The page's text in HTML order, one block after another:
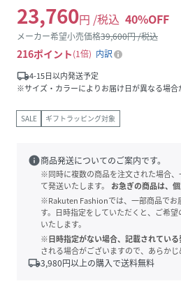
23,760円 /税込 40%OFF
メーカー希望小売価格39,600円 /税込
216ポイント 1倍
内訳
local_shipping4-15日以内発送予定
※サイズ・カラーによりお届け日が異なる場合
SALE ギフトラッピング対象
info商品発送についてのご案内です。
※同時に複数の商品を注文された場合
て発送いたします。
お急ぎの商品は、
※Rakuten Fashionでは、一部商品でお
す。日時指定をしていただくと、ご希
いたします。
※日時指定がない場合、記載されてい
される場合がございますので、あらかじ
local_shipping3,980円以上の購入で送料無料